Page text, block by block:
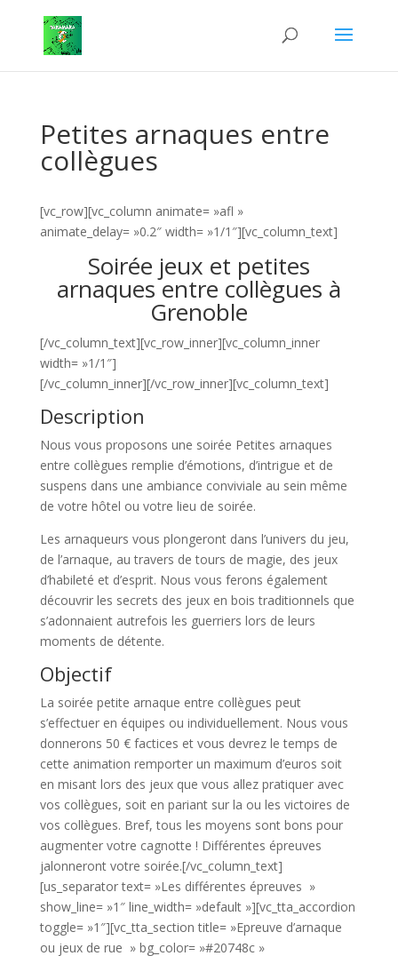
Petites arnaques entre
collègues
[vc_row][vc_column animate= »afl »
animate_delay= »0.2″ width= »1/1″][vc_column_text]
Soirée jeux et petites
arnaques entre collègues à
Grenoble
[/vc_column_text][vc_row_inner][vc_column_inner
width= »1/1″]
[/vc_column_inner][/vc_row_inner][vc_column_text]
Description
Nous vous proposons une soirée Petites arnaques
entre collègues remplie d’émotions, d’intrigue et de
suspens dans une ambiance conviviale au sein même
de votre hôtel ou votre lieu de soirée.
Les arnaqueurs vous plongeront dans l’univers du jeu,
de l’arnaque, au travers de tours de magie, des jeux
d’habileté et d’esprit. Nous vous ferons également
découvrir les secrets des jeux en bois traditionnels que
s’adonnaient autrefois les guerriers lors de leurs
moments de détente.
Objectif
La soirée petite arnaque entre collègues peut
s’effectuer en équipes ou individuellement. Nous vous
donnerons 50 € factices et vous devrez le temps de
cette animation remporter un maximum d’euros soit
en misant lors des jeux que vous allez pratiquer avec
vos collègues, soit en pariant sur la ou les victoires de
vos collègues. Bref, tous les moyens sont bons pour
augmenter votre cagnotte ! Différentes épreuves
jalonneront votre soirée.[/vc_column_text]
[us_separator text= »Les différentes épreuves »
show_line= »1″ line_width= »default »][vc_tta_accordion
toggle= »1″][vc_tta_section title= »Epreuve d’arnaque
ou jeux de rue » bg_color= »#20748c »